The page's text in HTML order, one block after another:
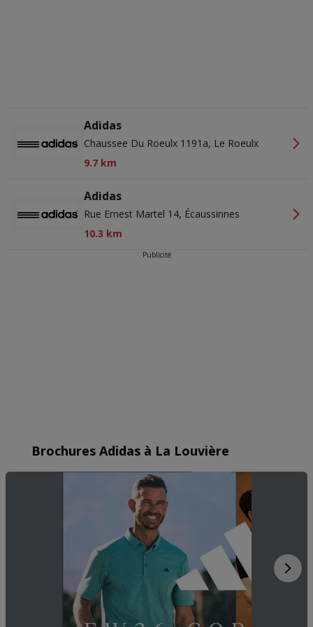
Adidas
Chaussee Du Roeulx 1191a, Le Roeulx
9.7 km
Adidas
Rue Ernest Martel 14, Écaussinnes
10.3 km
Publicité
Brochures Adidas à La Louvière